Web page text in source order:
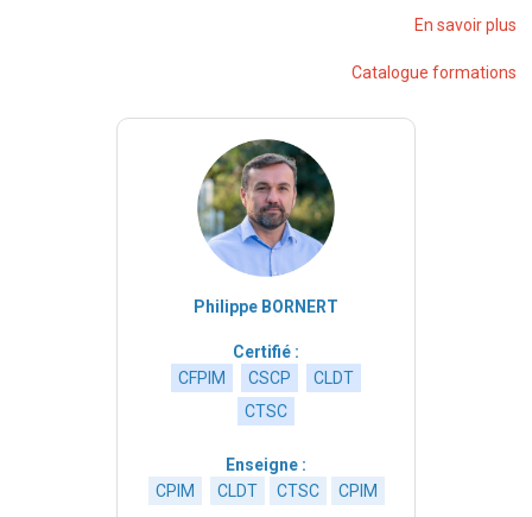
En savoir plus
Catalogue formations
Philippe BORNERT
Certifié :
CFPIM
CSCP
CLDT
CTSC
Enseigne :
CPIM
CLDT CTSC CPIM